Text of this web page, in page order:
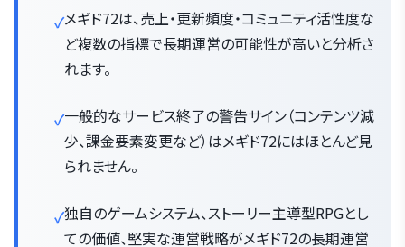
メギド72は、売上・更新頻度・コミュニティ活性度な
ど複数の指標で長期運営の可能性が高いと分析さ
れます。
一般的なサービス終了の警告サイン（コンテンツ減
少、課金要素変更など）はメギド72にはほとんど見
られません。
独自のゲームシステム、ストーリー主導型RPGとし
ての価値、堅実な運営戦略がメギド72の長期運営